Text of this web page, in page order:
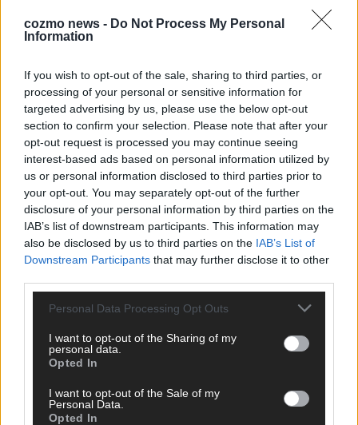
cozmo news - Do Not Process My Personal
Information
If you wish to opt-out of the sale, sharing to third parties, or
processing of your personal or sensitive information for
targeted advertising by us, please use the below opt-out
section to confirm your selection. Please note that after your
opt-out request is processed you may continue seeing
interest-based ads based on personal information utilized by
us or personal information disclosed to third parties prior to
your opt-out. You may separately opt-out of the further
disclosure of your personal information by third parties on the
IAB’s list of downstream participants. This information may
also be disclosed by us to third parties on the IAB’s List of
Downstream Participants that may further disclose it to other
Personal Data Processing Opt Outs
I want to opt-out of the Sharing of my
personal data.
Opted In
I want to opt-out of the Sale of my
Personal Data.
Opted In
ANZEIGE